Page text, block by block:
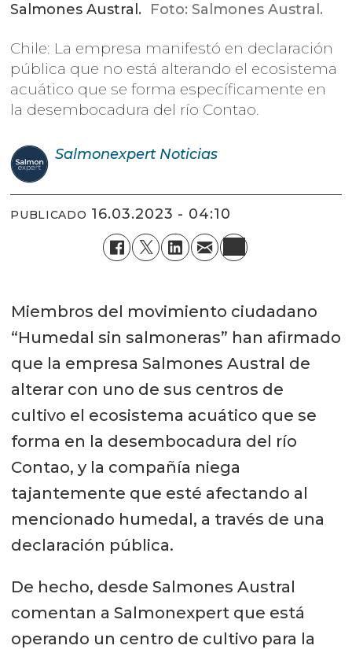
Salmones Austral. Foto: Salmones Austral.
Chile: La empresa manifestó en declaración
pública que no está alterando el ecosistema
acuático que se forma específicamente en
la desembocadura del río Contao.
Salmonexpert Noticias
PUBLICADO 16.03.2023 - 04:10
Miembros del movimiento ciudadano
“Humedal sin salmoneras” han afirmado
que la empresa Salmones Austral de
alterar con uno de sus centros de
cultivo el ecosistema acuático que se
forma en la desembocadura del río
Contao, y la compañía niega
tajantemente que esté afectando al
mencionado humedal, a través de una
declaración pública.
De hecho, desde Salmones Austral
comentan a Salmonexpert que está
operando un centro de cultivo para la